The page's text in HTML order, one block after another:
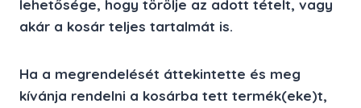
lehetősége, hogy törölje az adott tételt, vagy
akár a kosár teljes tartalmát is.
Ha a megrendelését áttekintette és meg
kívánja rendelni a kosárba tett termék(eke)t,